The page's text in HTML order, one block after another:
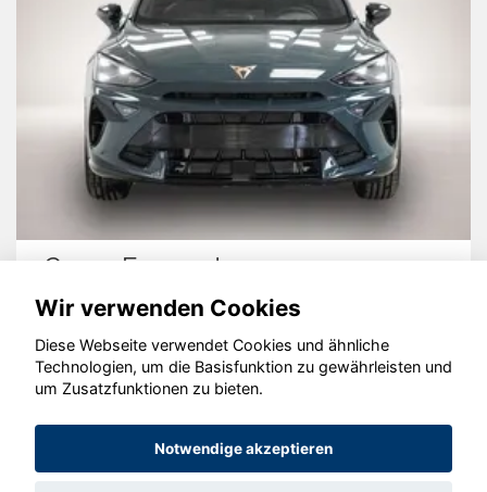
Cupra Formentor
© konjunkturmotor.de GmbH 2020 - 2026
Wir verwenden Cookies
Diese Webseite verwendet Cookies und ähnliche
Technologien, um die Basisfunktion zu gewährleisten und
um Zusatzfunktionen zu bieten.
Notwendige akzeptieren